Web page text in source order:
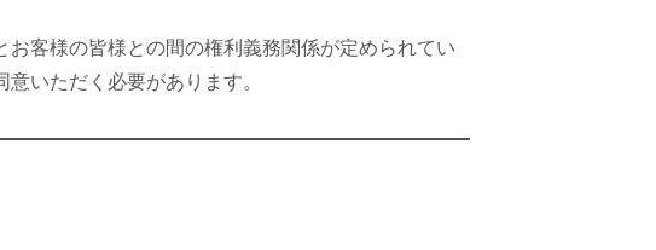
客様の皆様との間の権利義務関係が定められてい
いただく必要があります。